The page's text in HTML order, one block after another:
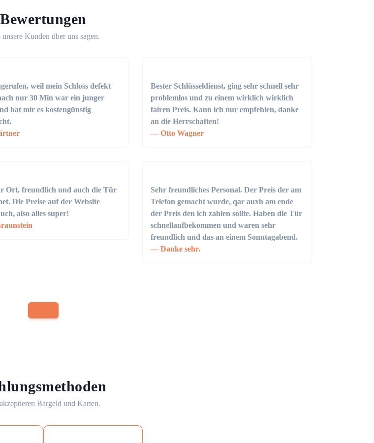
Bewertungen
unsere Kunden über uns sagen.
weil mein Schloss defekt
nur 30 Min war ein junger
hat mir es kostengünstig
Bester Schlüsseldienst, ging sehr schnell sehr
problemlos und zu einem wirklich wirklich
fairen Preis. Kann ich nur empfehlen, danke
an die Herrschaften!
Otto Wagner
Ort, freundlich und auch die Tür
Die Preise auf der Website
also alles super!
Sehr freundliches Personal. Der Preis der am
Telefon gemacht wurde, qar auxh am ende
der Preis den ich zahlen sollte. Haben die Tür
schnellaufbekommen und waren sehr
freundlich und das an einem Sonntagabend.
Danke sehr.
Bargeld und Karten.